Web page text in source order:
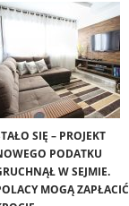
SIĘ – PROJEKT
PODATKU
W SEJMIE.
MOGĄ ZAPŁACIĆ